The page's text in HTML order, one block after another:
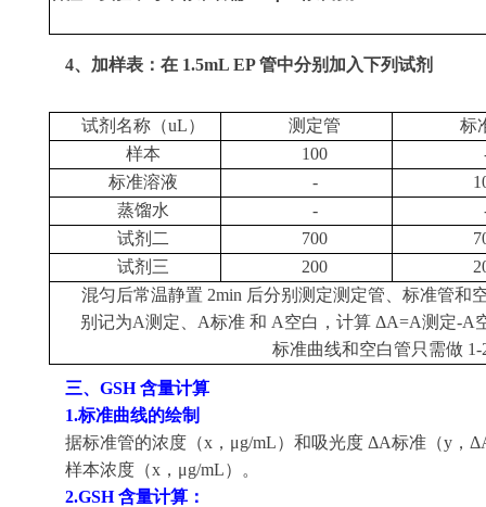
4、加样表：在 1.5mL EP 管中分别加入下列试剂
试剂名称（uL） 测定管
标
样本
100
标准溶液
-
蒸馏水
-
试剂二
700
试剂三
200
混匀后常温静置 2min 后分别测定测定管、标准管和
别记为A测定、A标准 和 A空白，计算 ΔA=A测定-A
标准曲线和空白管只需做 1-
三、GSH 含量计算
1.标准曲线的绘制
据标准管的浓度（x，μg/mL）和吸光度 ΔA标准（y，
样本浓度（x，μg/mL）。
2.GSH 含量计算：